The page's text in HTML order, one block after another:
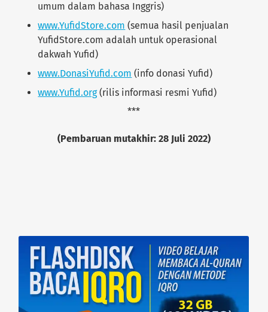
umum dalam bahasa Inggris)
www.YufidStore.com (semua hasil penjualan
YufidStore.com adalah untuk operasional
dakwah Yufid)
www.DonasiYufid.com (info donasi Yufid)
www.Yufid.org(rilis informasi resmi Yufid)
***
(Pembaruan mutakhir: 28 Juli 2022)